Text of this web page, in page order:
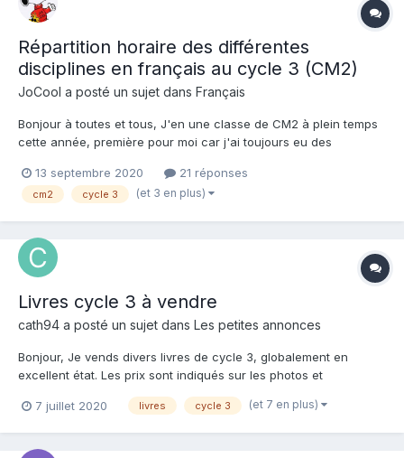
Répartition horaire des différentes
disciplines en français au cycle 3 (CM2)
JoCool a posté un sujet dans Français
Bonjour à toutes et tous, J'en une classe de CM2 à plein temps
cette année, première pour moi car j'ai toujours eu des
français, je n'ai pas un bon équilibre des différentes disciplines
et je souhaite avoir votre avis sur une bonne répartit...
13 septembre 2020 21 réponses
cm2 cycle 3 (et 3 en plus)
Livres cycle 3 à vendre
cath94 a posté un sujet dans Les petites annonces
Bonjour, Je vends divers livres de cycle 3, globalement en
excellent état. Les prix sont indiqués sur les photos et
propre autour d'Arcueil (94110), Bagneux... Très bonne journée !
7 juillet 2020 livres cycle 3 (et 7 en plus)